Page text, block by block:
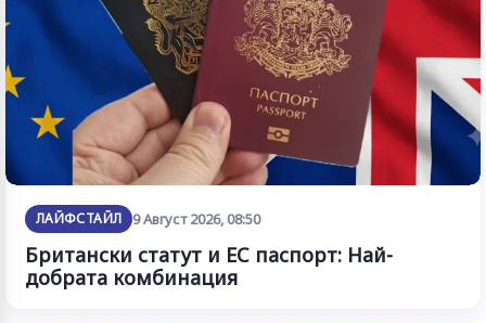
ЛАЙФСТАЙЛ 9 Август 2026, 08:50
Британски статут и ЕС паспорт: Най-
добрата комбинация